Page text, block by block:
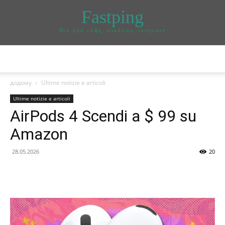
Fastping
Все про софт, windows, інтернет
додому Ultime notizie e articoli
Ultime notizie e articoli
AirPods 4 Scendi a $ 99 su
Amazon
28.05.2026 20